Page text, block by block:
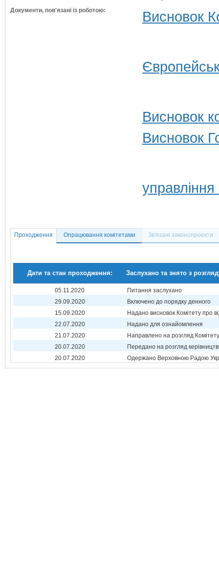
Документи, пов'язані із роботою: Висновок
Висновок
Висновок
Проходження Опрацювання комітетами Зв'язані законопроекти
Дати та стан проходження: Заслухано та знято з
05.11.2020
Питання заслухано
29.09.2020
Включено до порядку денного
15.09.2020
Надано висновок Комітету про
22.07.2020
Надано для ознайомлення
21.07.2020
Направлено на розгляд Комітету
20.07.2020
Передано на розгляд
20.07.2020
Одержано Верховною Радою